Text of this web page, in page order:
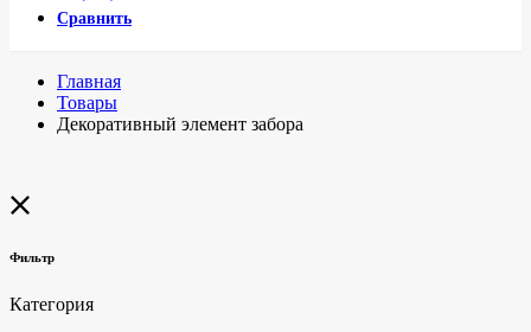
Сравнить
Главная
Товары
Декоративный элемент забора
Фильтр
Категория